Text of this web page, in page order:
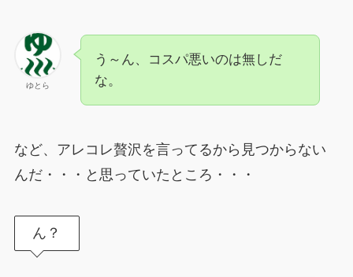
ゆとら
う～ん、コスパ悪いのは無しだ
な。
など、アレコレ贅沢を言ってるから見つからない
んだ・・・と思っていたところ・・・
ん？